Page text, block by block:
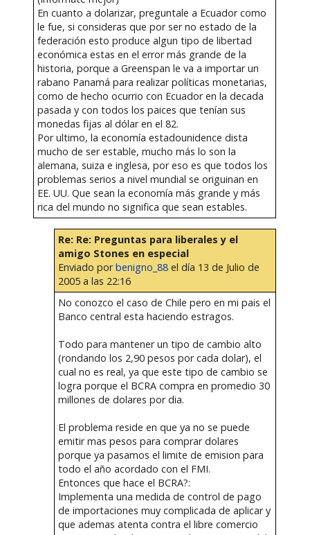
En cuanto a dolarizar, preguntale a Ecuador como
le fue, si consideras que por ser no estado de la
federación esto produce algun tipo de libertad
económica estas en el error más grande de la
historia, porque a Greenspan le va a importar un
rabano Panamá para realizar políticas monetarias,
como de hecho ocurrio con Ecuador en la decada
pasada y con todos los paices que tenían sus
monedas fijas al dólar en el 82.
Por ultimo, la economía estadounidence dista
mucho de ser estable, mucho más lo son la
alemana, suiza e inglesa, por eso es que todos los
problemas serios a nivel mundial se origuinan en
EE. UU. Que sean la economía más grande y más
rica del mundo no significa que sean estables.
Re: Re: Preguntas para liberales y el
amigo Stones en especial
Enviado porbenigno_88el día 13 de Julio de
2005 a las 22:16
No conozco el caso de Chile pero en mi pais el
Banco central esta haciendo estragos.
Todo para mantener un tipo de cambio alto
(rondando los 2,90 pesos por cada dolar), el
cual no es real, ya que este tipo de cambio se
logra porque el BCRA compra en promedio 30
millones de dolares por dia.
El problema reside en que ya no se puede
emitir mas pesos para comprar dolares
porque ya pasamos el limite de emision para
todo el año acordado con el FMI.
Entonces que hace el BCRA?:
Implementa una medida de control de pago
de importaciones muy complicada de aplicar y
que ademas atenta contra el libre comercio